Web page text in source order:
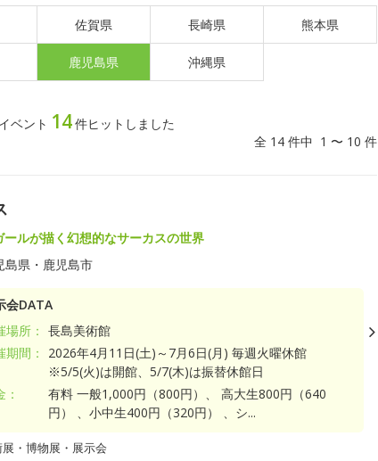
佐賀県 長崎県 熊本県
鹿児島県 沖縄県
ベント 14件ヒットしました
全 14 件中 1 〜 10 件
ールが描く幻想的なサーカスの世界
島県・鹿児島市
会DATA
場所： 長島美術館
期間：
2026年4月11日(土)～7月6日(月) 毎週火曜休館
※5/5(火)は開館、5/7(木)は振替休館日
有料 一般1,000円（800円）、 高大生800円（640
円） 、小中生400円（320円） 、シ...
・博物展・展示会